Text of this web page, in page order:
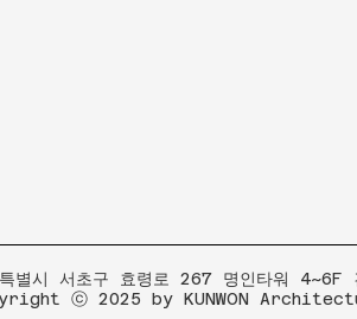
특별시 서초구 효령로 267 명인타워
ⓒ 2025 by KUNWON